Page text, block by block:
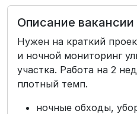
Описание вакансии
Нужен на краткий
и ночной мониторинг
участка. Работа на 2
плотный темп.
ночные обходы,